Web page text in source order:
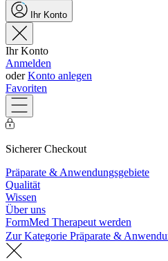
Ihr Konto
Ihr Konto
Anmelden
oderKonto anlegen
Favoriten
Sicherer Checkout
Präparate & Anwendungsgebiete
Qualität
Wissen
Über uns
FormMed Therapeut werden
Zur Kategorie Präparate &